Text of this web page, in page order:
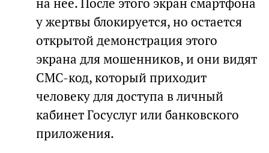
на нее. После этого экран смартфона
у жертвы блокируется, но остается
открытой демонстрация этого
экрана для мошенников, и они видят
СМС-код, который приходит
человеку для доступа в личный
кабинет Госуслуг или банковского
приложения.